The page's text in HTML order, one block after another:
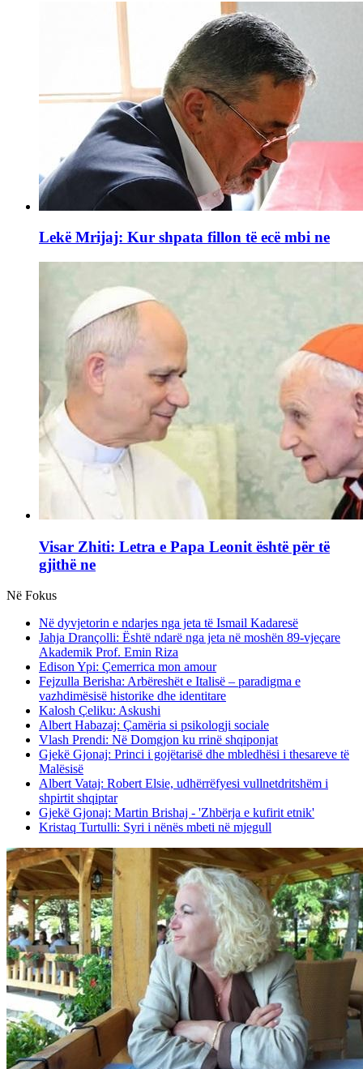
Lekë Mrijaj: Kur shpata fillon të ecë mbi ne
Visar Zhiti: Letra e Papa Leonit është për të
gjithë ne
Në Fokus
Në dyvjetorin e ndarjes nga jeta të Ismail Kadaresë
Jahja Drançolli: Është ndarë nga jeta në moshën 89-vjeçare
Akademik Prof. Emin Riza
Edison Ypi: Çemerrica mon amour
Fejzulla Berisha: Arbëreshët e Italisë – paradigma e
vazhdimësisë historike dhe identitare
Kalosh Çeliku: Askushi
Albert Habazaj: Çamëria si psikologji sociale
Vlash Prendi: Në Domgjon ku rrinë shqiponjat
Gjekë Gjonaj: Princi i gojëtarisë dhe mbledhësi i thesareve të
Malësisë
Albert Vataj: Robert Elsie, udhërrëfyesi vullnetdritshëm i
shpirtit shqiptar
Gjekë Gjonaj: Martin Brishaj - 'Zhbërja e kufirit etnik'
Kristaq Turtulli: Syri i nënës mbeti në mjegull